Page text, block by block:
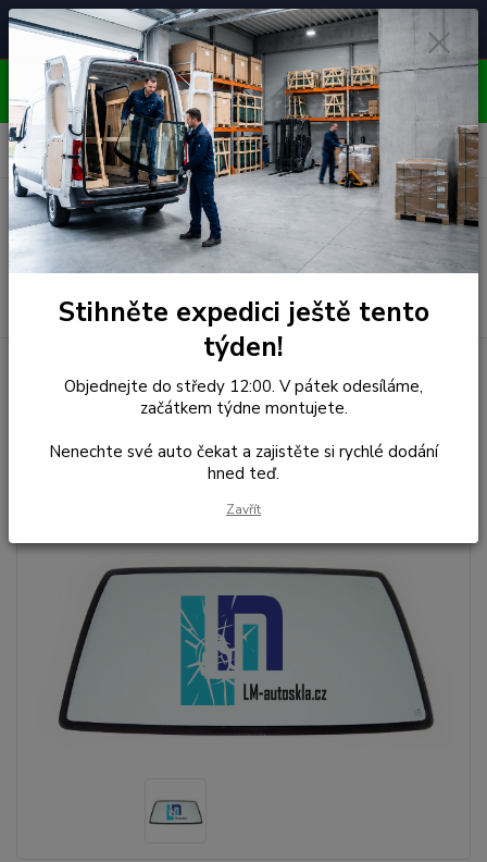
🚘
Čelní skla pro
unikátní vozy
📞
Poradenství
ZDARMA
⭐ 4.7/5 (50 recenzí)
OBJEDNÁVEJTE DO STŘEDY 12:00 - KAŽDÝ PÁTEK
EXPEDUJEME!!
Menu
Hledat
0 ks
za 0,00 Kč
Čelní Sklo - MITSUBISHI
L300 (r.1979-1986)
Stihněte expedici ještě tento
týden!
Objednejte do středy 12:00. V pátek odesíláme,
začátkem týdne montujete.
Nenechte své auto čekat a zajistěte si rychlé dodání
hned teď.
Zavřít